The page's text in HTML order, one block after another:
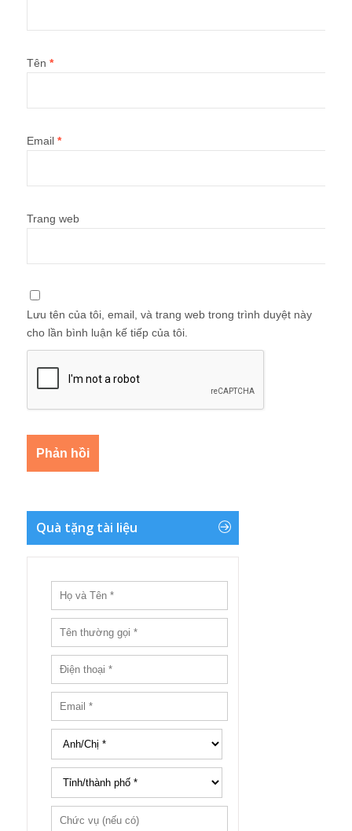
Tên *
Email *
Trang web
Lưu tên của tôi, email, và trang web trong trình duyệt này
cho lần bình luận kế tiếp của tôi.
Quà tặng tài liệu